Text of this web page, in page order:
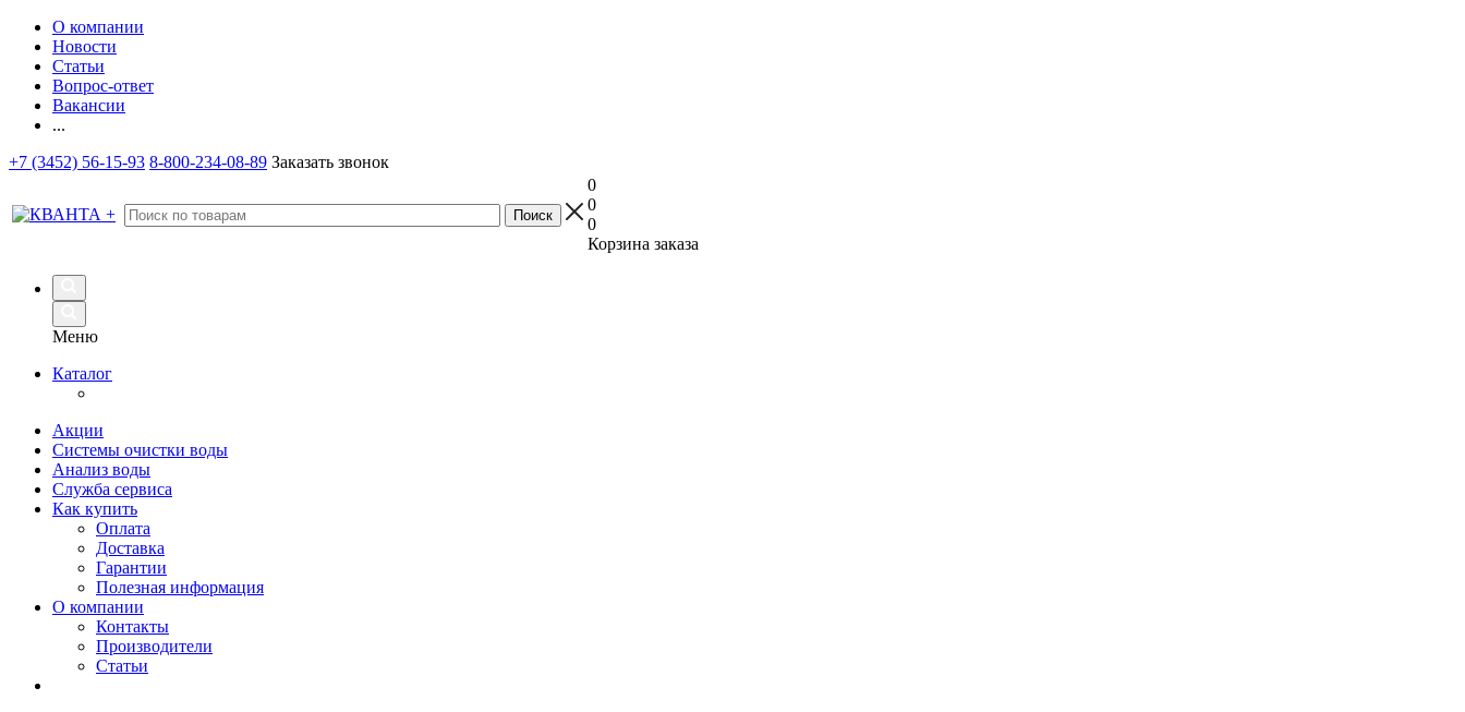
О компании
Новости
Статьи
Вопрос-ответ
Вакансии
...
+7 (3452) 56-15-93 8-800-234-08-89 Заказать звонок
0
0
0
Корзина заказа
Меню
Каталог
Акции
Системы очистки воды
Анализ воды
Служба сервиса
Как купить
Оплата
Доставка
Гарантии
Полезная информация
О компании
Контакты
Производители
Статьи